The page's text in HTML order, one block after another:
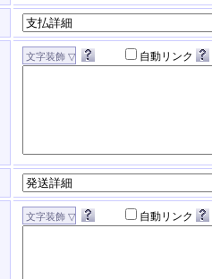
自動リンク
自動リンク